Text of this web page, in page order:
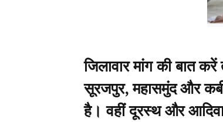
जिलावार मांग की बात करें
सूरजपुर, महासमुंद और
है। वहीं दूरस्थ और